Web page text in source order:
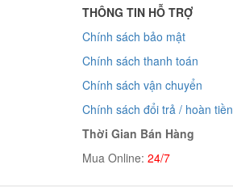
THÔNG TIN HỖ TRỢ
Chính sách bảo mật
Chính sách thanh toán
Chính sách vận chuyển
Chính sách đổi trả / hoàn tiền
Thời Gian Bán Hàng
Mua Online: 24/7